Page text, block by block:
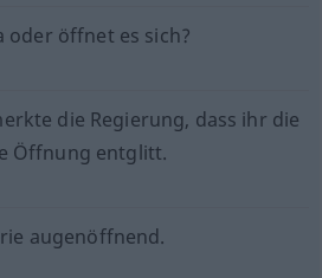
oder öffnet es sich?
die Regierung, dass ihr die
Öffnung entglitt.
augenöffnend.